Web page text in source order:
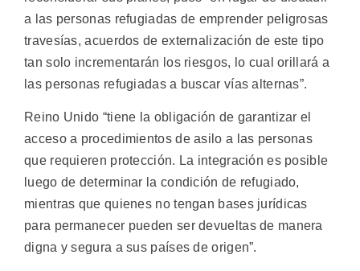
a las personas refugiadas de emprender peligrosas
travesías, acuerdos de externalización de este tipo
tan solo incrementarán los riesgos, lo cual orillará a
las personas refugiadas a buscar vías alternas”.
Reino Unido “tiene la obligación de garantizar el
acceso a procedimientos de asilo a las personas
que requieren protección. La integración es posible
luego de determinar la condición de refugiado,
mientras que quienes no tengan bases jurídicas
para permanecer pueden ser devueltas de manera
digna y segura a sus países de origen”.